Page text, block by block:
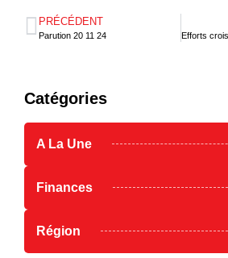
PRÉCÉDENT
Parution 20 11 24
Catégories
A La Une
Finances
Région